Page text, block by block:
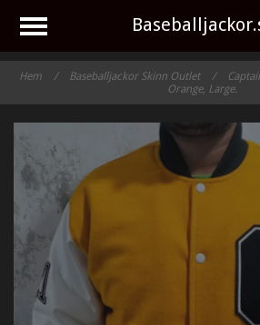
Hem / Baseballjackor Skinn Outlet /
Orange, Large.